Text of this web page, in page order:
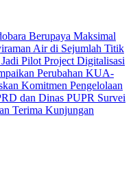
Berupaya Maksimal
Air di Sejumlah Titik
Pilot Project Digitalisasi
Perubahan KUA-
Komitmen Pengelolaan
dan Dinas PUPR Survei
Terima Kunjungan